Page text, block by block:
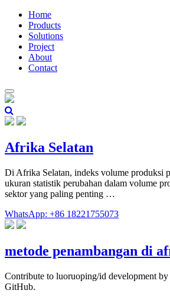
Home
Products
Solutions
Project
About
Contact
Afrika Selatan
Di Afrika Selatan, indeks volume produksi
ukuran statistik perubahan dalam volume
sektor yang paling penting …
WhatsApp: +86 18221755073
metode penambangan di
Contribute to luoruoping/id development by
GitHub.